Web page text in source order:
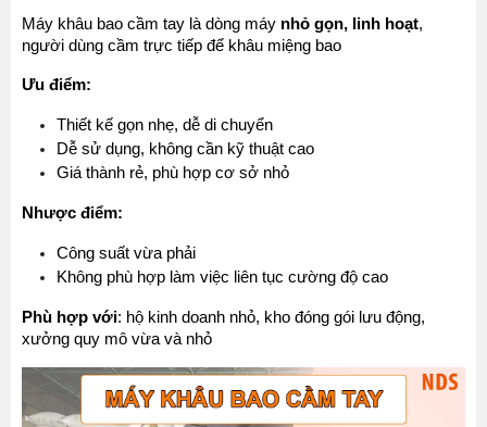
Máy khâu bao cầm tay là dòng máy nhỏ gọn, linh hoạt,
người dùng cầm trực tiếp để khâu miệng bao
Ưu điểm:
Thiết kế gọn nhẹ, dễ di chuyển
Dễ sử dụng, không cần kỹ thuật cao
Giá thành rẻ, phù hợp cơ sở nhỏ
Nhược điểm:
Công suất vừa phải
Không phù hợp làm việc liên tục cường độ cao
Phù hợp với: hộ kinh doanh nhỏ, kho đóng gói lưu động,
xưởng quy mô vừa và nhỏ